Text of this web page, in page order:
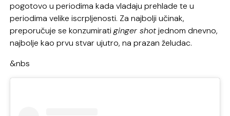
pogotovo u periodima kada vladaju prehlade te u
periodima velike iscrpljenosti. Za najbolji učinak,
preporučuje se konzumiratiginger shotjednom dnevno,
najbolje kao prvu stvar ujutro, na prazan želudac.
&nbs